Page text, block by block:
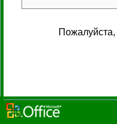
Пожалуйста,